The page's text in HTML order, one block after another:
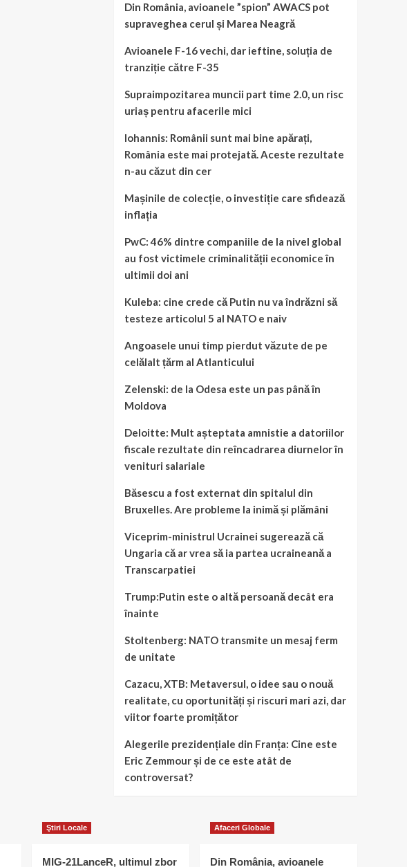
Din România, avioanele ”spion” AWACS pot
supraveghea cerul și Marea Neagră
Avioanele F-16 vechi, dar ieftine, soluția de
tranziție către F-35
Supraimpozitarea muncii part time 2.0, un risc
uriaș pentru afacerile mici
Iohannis: Românii sunt mai bine apărați,
România este mai protejată. Aceste rezultate
n-au căzut din cer
Mașinile de colecție, o investiție care sfidează
inflația
PwC: 46% dintre companiile de la nivel global
au fost victimele criminalității economice în
ultimii doi ani
Kuleba: cine crede că Putin nu va îndrăzni să
testeze articolul 5 al NATO e naiv
Angoasele unui timp pierdut văzute de pe
celălalt țărm al Atlanticului
Zelenski: de la Odesa este un pas până în
Moldova
Deloitte: Mult așteptata amnistie a datoriilor
fiscale rezultate din reîncadrarea diurnelor în
venituri salariale
Băsescu a fost externat din spitalul din
Bruxelles. Are probleme la inimă și plămâni
Viceprim-ministrul Ucrainei sugerează că
Ungaria că ar vrea să ia partea ucraineană a
Transcarpatiei
Trump:Putin este o altă persoană decât era
înainte
Stoltenberg: NATO transmite un mesaj ferm
de unitate
Cazacu, XTB: Metaversul, o idee sau o nouă
realitate, cu oportunități și riscuri mari azi, dar
viitor foarte promițător
Alegerile prezidențiale din Franța: Cine este
Eric Zemmour și de ce este atât de
controversat?
Ştiri Locale
MIG-21LanceR, ultimul zbor
Afaceri Globale
Din România, avioanele